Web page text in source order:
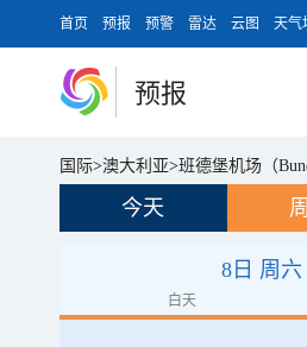
首页 预报 预警 雷达 云图 天气
预报
国际>澳大利亚>班德堡机场（
今天
8日 周六
白天